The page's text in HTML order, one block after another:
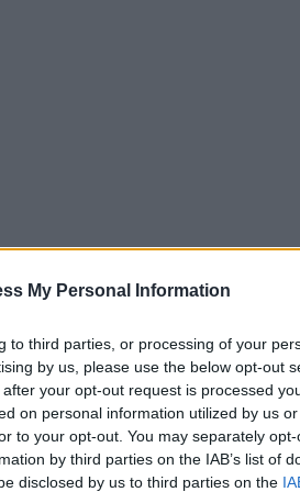
My Personal Information
to third parties, or processing of your
by us, please use the below opt-out
your opt-out request is processed
on personal information utilized by us
to your opt-out. You may separately
by third parties on the IAB’s list of
disclosed by us to third parties on the
Informacje meczowe, relacja na żywo (jeśli
- jeśli dostępna pojawi się poniżej.
, informacje o pozostałych meczach Mecz